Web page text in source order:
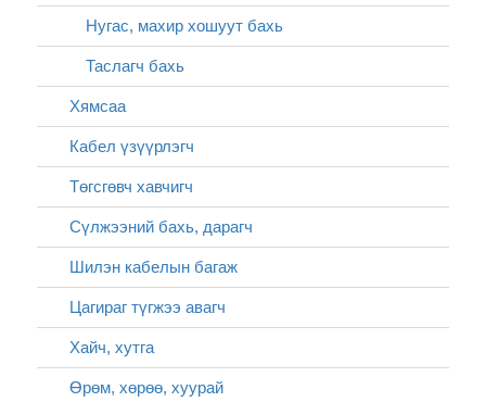
Нугас, махир хошуут бахь
Таслагч бахь
Хямсаа
Кабел үзүүрлэгч
Төгсгөвч хавчигч
Сүлжээний бахь, дарагч
Шилэн кабелын багаж
Цагираг түгжээ авагч
Хайч, хутга
Өрөм, хөрөө, хуурай